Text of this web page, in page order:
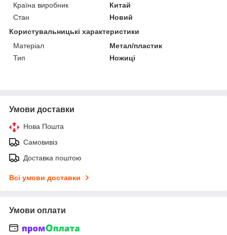
Країна виробник
Китай
Стан
Новий
Користувальницькі характеристики
Матеріал
Метал/пластик
Тип
Ножиці
Умови доставки
Нова Пошта
Самовивіз
Доставка поштою
Всі умови доставки
Умови оплати